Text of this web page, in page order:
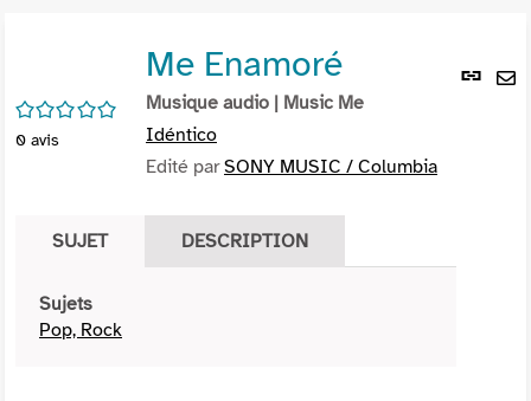
Lien
/5
0 avis
Me Enamoré
Musique audio | Music Me
Idéntico
Edité parSONY MUSIC / Columbia
SUJET DESCRIPTION
Sujets
Pop, Rock